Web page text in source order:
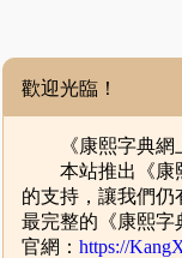
歡迎光臨！
《康熙字典網
本站推出《康熙
的支持，讓我們
最完整的《康熙字
官網：https://